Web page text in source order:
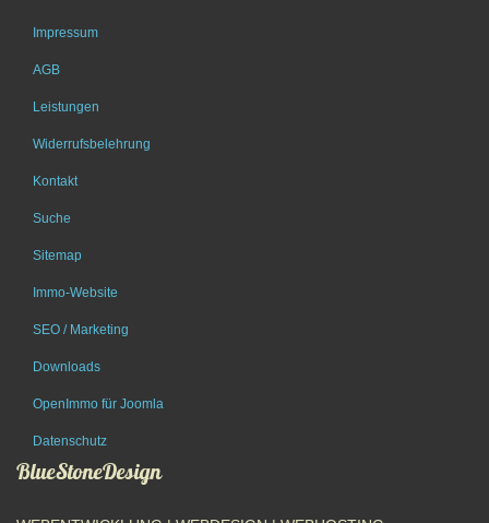
Impressum
AGB
Leistungen
Widerrufsbelehrung
Kontakt
Suche
Sitemap
Immo-Website
SEO / Marketing
Downloads
OpenImmo für Joomla
Datenschutz
BlueStoneDesign